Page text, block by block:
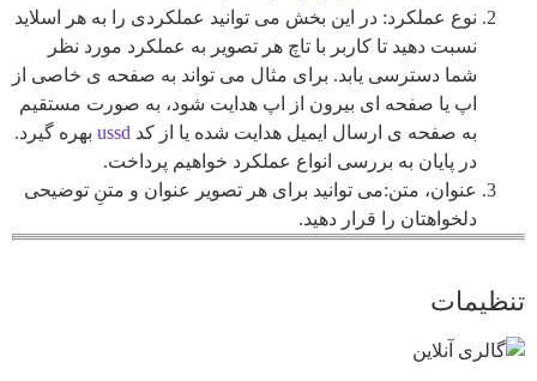
نوع عملکرد: در این بخش می توانید عملکردی را به هر اسلاید
نسبت دهید تا کاربر با تاچ هر تصویر به عملکرد مورد نظر
شما دسترسی یابد. برای مثال می تواند به صفحه ی خاصی از
اپ یا صفحه ای بیرون از اپ هدایت شود، به صورت مستقیم
به صفحه ی ارسال ایمیل هدایت شده یا از کد ussd بهره گیرد.
در پایان به بررسی انواع عملکرد خواهیم پرداخت.
عنوان، متن:می توانید برای هر تصویر عنوان و متنِ توضیحی
دلخواهتان را قرار دهید.
تنظیمات